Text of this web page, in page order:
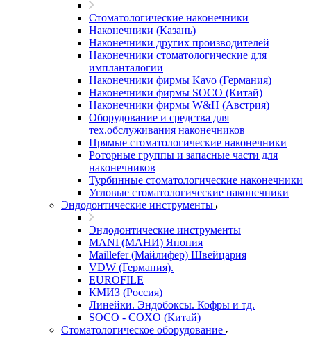
Стоматологические наконечники
Наконечники (Казань)
Наконечники других производителей
Наконечники стоматологические для
импланталогии
Наконечники фирмы Kavo (Германия)
Наконечники фирмы SOCO (Китай)
Наконечники фирмы W&H (Австрия)
Оборудование и средства для
тех.обслуживания наконечников
Прямые стоматологические наконечники
Роторные группы и запасные части для
наконечников
Турбинные стоматологические наконечники
Угловые стоматологические наконечники
Эндодонтические инструменты
Эндодонтические инструменты
MANI (МАНИ) Япония
Maillefer (Майлифер) Швейцария
VDW (Германия).
EUROFILE
КМИЗ (Россия)
Линейки. Эндобоксы. Кофры и тд.
SOCO - COXO (Китай)
Стоматологическое оборудование